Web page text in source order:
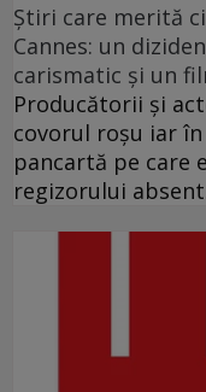
Ştiri care merită
Cannes: un
carismatic şi un
Producătorii şi
covorul roşu iar
pancartă pe care
regizorului